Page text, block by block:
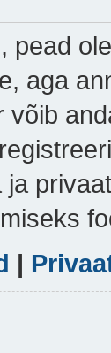
pead
aga
võib
|